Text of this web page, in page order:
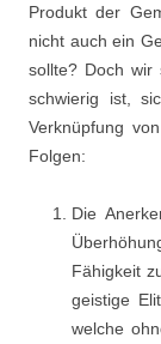
Produkt der
nicht auch ein
sollte? Doch
schwierig ist,
Verknüpfung
Folgen:
Die
Fähigkeit
geistige
welche